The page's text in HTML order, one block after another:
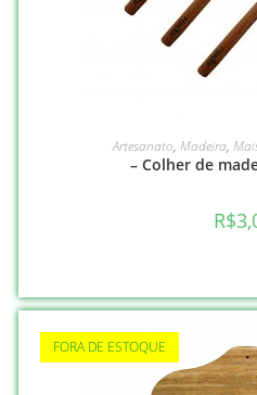
LEIA
Artesanato, Madeira,
– Colher de
R$
FORA DE ESTOQUE